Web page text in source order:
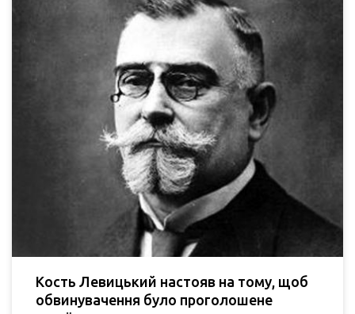
Кость Левицький настояв на тому, щоб
обвинувачення було проголошене